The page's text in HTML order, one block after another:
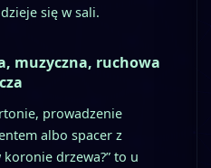
się w sali.
muzyczna, ruchowa
prowadzenie
albo spacer z
koronie drzewa?” to u